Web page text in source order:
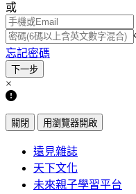
或
忘記密碼
×
關閉 用瀏覽器開啟
遠見雜誌
天下文化
未來親子學習平台